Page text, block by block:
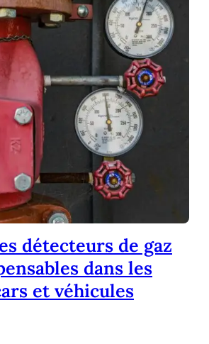
détecteurs de gaz
dans les
et véhicules